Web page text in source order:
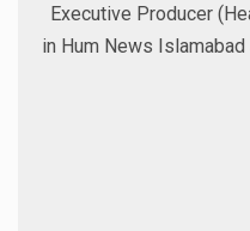
Executive Producer
in Hum News